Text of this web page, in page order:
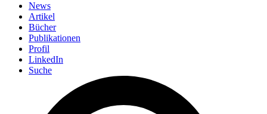
News
Artikel
Bücher
Publikationen
Profil
LinkedIn
Suche